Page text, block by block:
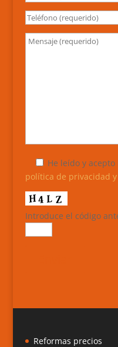
He leído y acepto
política de privacidad
Introduce el código
Reformas precios